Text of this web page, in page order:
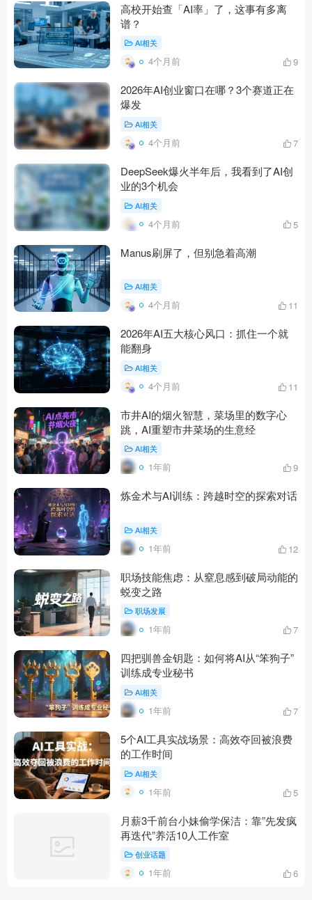
高校开始查「AI率」了，这事有多离
谱？
AI相关
4个月前 9
2026年AI创业窗口在哪？3个赛道正在
爆发
AI相关
4个月前 7
DeepSeek爆火半年后，我看到了AI创
业的3个机会
AI相关
4个月前 5
Manus刷屏了，但别急着高潮
AI相关
4个月前 11
2026年AI五大核心风口：抓住一个就
能翻身
AI相关
4个月前 11
市井AI的烟火智慧，菜场里的数字心
跳，AI重塑市井菜场的生意经
AI相关
1年前 9
炼金术与AI训练：跨越时空的探索对话
AI相关
1年前 12
职场技能焦虑：从窒息感到破局动能的
蜕变之路
职场发展
1年前 7
四把驯兽金钥匙：如何将AI从“笨狗子”
训练成专业秘书
AI相关
1年前 7
5个AI工具实战场景：高效夺回被浪费
的工作时间
AI相关
1年前 5
月薪3千前台小妹偷学保洁：靠”先发疯
再迭代”养活10人工作室‌
创业话题
1年前 6